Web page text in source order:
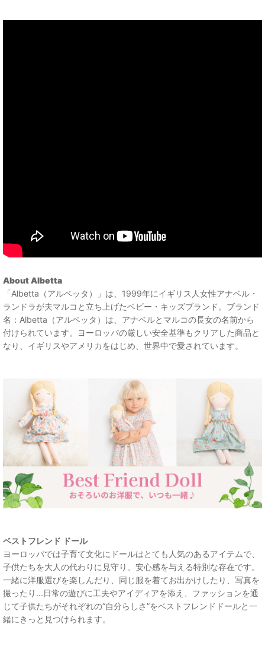
About Albetta
「Albetta（アルベッタ）」は、1999年にイギリス人女性アナベル・
ランドラが夫マルコと立ち上げたベビー・キッズブランド。ブランド
名：Albetta（アルベッタ）は、アナベルとマルコの長女の名前から
付けられています。ヨーロッパの厳しい安全基準もクリアした商品と
なり、イギリスやアメリカをはじめ、世界中で愛されています。
ベストフレンド ドール
ヨーロッパでは子育て文化にドールはとても人気のあるアイテムで、
子供たちを大人の代わりに見守り、安心感を与える特別な存在です。
一緒に洋服選びを楽しんだり、同じ服を着てお出かけしたり、写真を
撮ったり...日常の遊びに工夫やアイディアを添え、ファッションを通
じて子供たちがそれぞれの“自分らしさ”をベストフレンドドールと一
緒にきっと見つけられます。